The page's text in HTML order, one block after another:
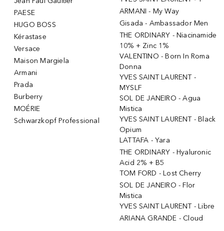
PAESE
HUGO BOSS
Kérastase
Versace
Maison Margiela
Armani
Prada
Burberry
MOÉRIE
Schwarzkopf Professional
ARMANI - My Way
Gisada - Ambassador Men
THE ORDINARY - Niacinamide
10% + Zinc 1%
VALENTINO - Born In Roma
Donna
YVES SAINT LAURENT -
MYSLF
SOL DE JANEIRO - Agua
Mistica
YVES SAINT LAURENT - Black
Opium
LATTAFA - Yara
THE ORDINARY - Hyaluronic
Acid 2% + B5
TOM FORD - Lost Cherry
SOL DE JANEIRO - Flor
Mistica
YVES SAINT LAURENT - Libre
ARIANA GRANDE - Cloud